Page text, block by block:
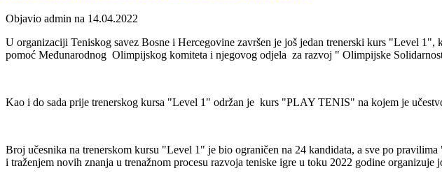
Objavio admin na 14.04.2022
U organizaciji Teniskog savez Bosne i Hercegovine završen je još jedan trenerski kurs "Level
pomoć Međunarodnog Olimpijskog komiteta i njegovog odjela za razvoj " Olimpijske
Kao i do sada prije trenerskog kursa "Level 1" održan je kurs "PLAY TENIS" na kojem je
Broj učesnika na trenerskom kursu "Level 1" je bio ograničen na 24 kandidata, a sve po
i traženjem novih znanja u trenažnom procesu razvoja teniske igre u toku 2022 godine organizuje